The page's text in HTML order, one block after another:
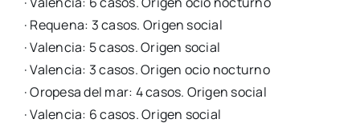
· Reque­na: 3 casos. Ori­gen social
· Valen­cia: 5 casos. Ori­gen social
· Valen­cia: 3 casos. Ori­gen ocio noc­turno
· Oro­pe­sa del mar: 4 casos. Ori­gen social
· Valen­cia: 6 casos. Ori­gen social